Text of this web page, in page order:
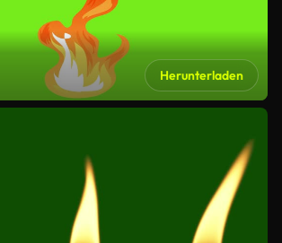
Herunterladen